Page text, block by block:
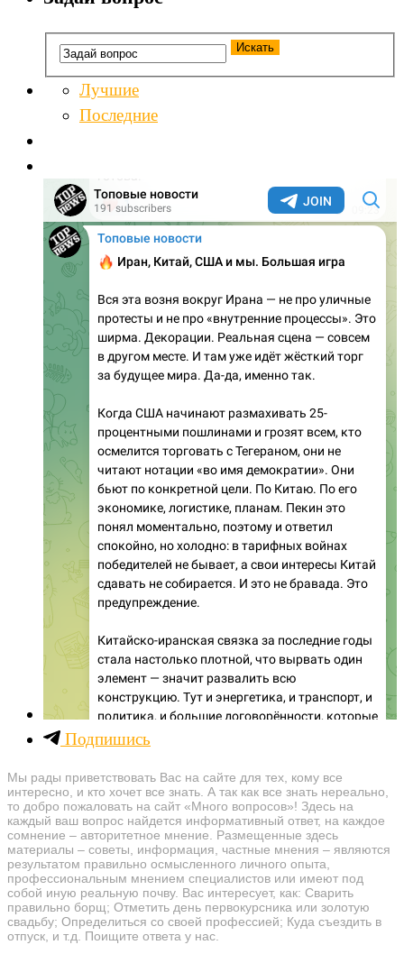
Лучшие
Последние
Подпишись
Мы рады приветствовать Вас на сайте для тех, кому все
интересно, и кто хочет все знать. А так как все знать нереально,
то добро пожаловать на сайт «Много вопросов»! Здесь на
каждый ваш вопрос найдется информативный ответ, на каждое
сомнение – авторитетное мнение. Размещенные здесь
материалы – советы, информация, частные мнения – являются
результатом правильно осмысленного личного опыта,
профессиональным мнением специалистов или имеют под
собой иную реальную почву. Вас интересует, как: Сварить
правильно борщ; Отметить день первокурсника или золотую
свадьбу; Определиться со своей профессией; Куда съездить в
отпуск, и т.д. Поищите ответа у нас.